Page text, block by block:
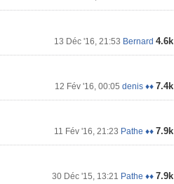
13 Déc '16, 21:53 Bernard 4.6k
12 Fév '16, 00:05 denis ♦♦ 7.4k
11 Fév '16, 21:23 Pathe ♦♦ 7.9k
30 Déc '15, 13:21 Pathe ♦♦ 7.9k